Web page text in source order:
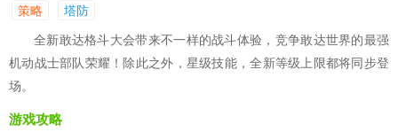
策略
塔防
全新敢达格斗大会带来不一样的战斗体验，竞争敢达世界的最强
机动战士部队荣耀！除此之外，星级技能，全新等级上限都将同步登
场。
游戏攻略